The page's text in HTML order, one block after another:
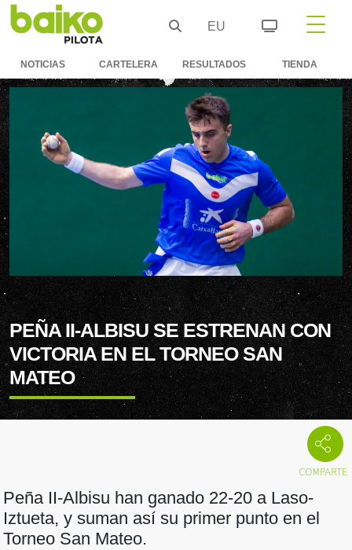
EU
NOTICIAS CARTELERA RESULTADOS TIENDA
PEÑA II-ALBISU SE ESTRENAN CON
VICTORIA EN EL TORNEO SAN
MATEO
Peña II-Albisu han ganado 22-20 a Laso-
Iztueta, y suman así su primer punto en el
Torneo San Mateo.